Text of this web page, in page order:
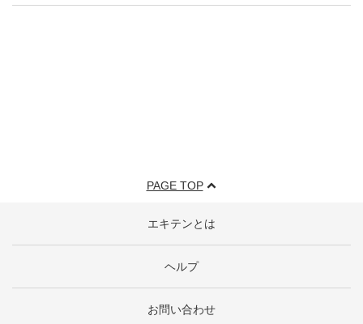
PAGE TOP
エキテンとは
ヘルプ
お問い合わせ